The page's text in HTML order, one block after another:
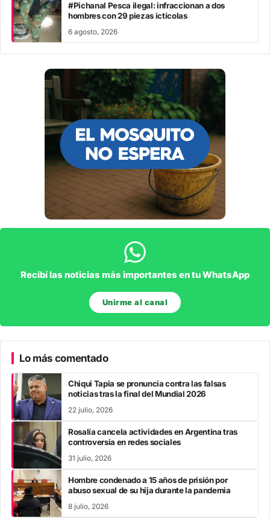
#Pichanal Pesca ilegal: infraccionan a dos
hombres con 29 piezas ictícolas
6 agosto, 2026
Recibí las noticias más importantes en tu WhatsApp
Unirme al canal
Lo más comentado
Chiqui Tapia se pronuncia contra las falsas
noticias tras la final del Mundial 2026
22 julio, 2026
Rosalía cancela actividades en Argentina tras
controversia en redes sociales
31 julio, 2026
Hombre condenado a 15 años de prisión por
abuso sexual de su hija durante la pandemia
8 julio, 2026